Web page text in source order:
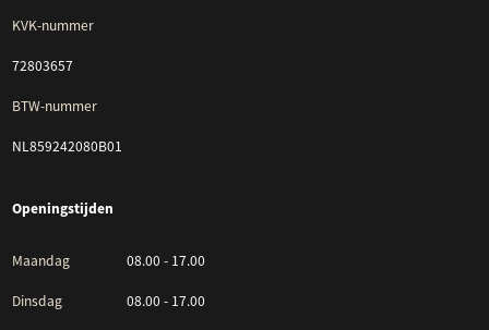
KVK-nummer
72803657
BTW-nummer
NL859242080B01
Openingstijden
Maandag 08.00 - 17.00
Dinsdag 08.00 - 17.00